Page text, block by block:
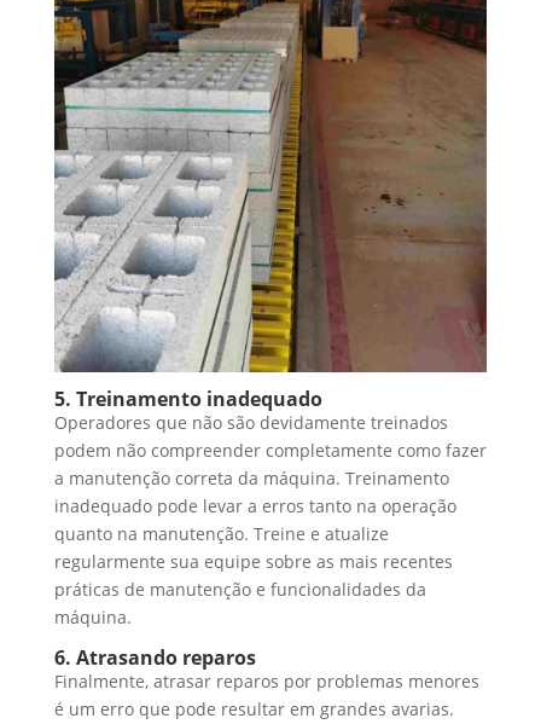
5. Treinamento inadequado
Operadores que não são devidamente treinados
podem não compreender completamente como fazer
a manutenção correta da máquina. Treinamento
inadequado pode levar a erros tanto na operação
quanto na manutenção. Treine e atualize
regularmente sua equipe sobre as mais recentes
práticas de manutenção e funcionalidades da
máquina.
6. Atrasando reparos
Finalmente, atrasar reparos por problemas menores
é um erro que pode resultar em grandes avarias.